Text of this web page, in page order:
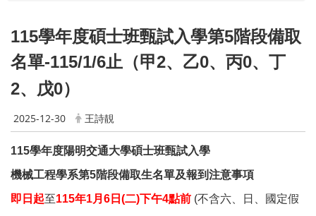
115學年度碩士班甄試入學第5階段備取
名單-115/1/6止 （甲2、乙0、丙0、丁
2、戊0）
2025-12-30 王詩靚
115學年度陽明交通大學碩士班甄試入學
機械工程學系第5階段備取生名單及報到注意事項
即日起至115年1月6日(二)下午4點前 (不含六、日、國定假